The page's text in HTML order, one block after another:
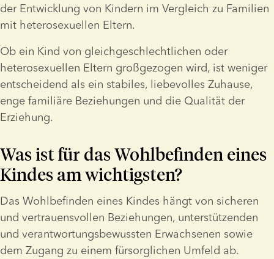
der Entwicklung von Kindern im Vergleich zu Familien
mit heterosexuellen Eltern.
Ob ein Kind von gleichgeschlechtlichen oder
heterosexuellen Eltern großgezogen wird, ist weniger
entscheidend als ein stabiles, liebevolles Zuhause,
enge familiäre Beziehungen und die Qualität der
Erziehung.
Was ist für das Wohlbefinden eines
Kindes am wichtigsten?
Das Wohlbefinden eines Kindes hängt von sicheren
und vertrauensvollen Beziehungen, unterstützenden
und verantwortungsbewussten Erwachsenen sowie
dem Zugang zu einem fürsorglichen Umfeld ab.